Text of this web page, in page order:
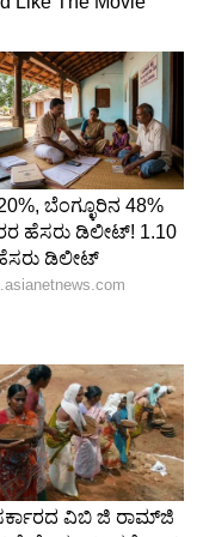
ಸೆಟಲ್ ಆಗಿದ್ದೇವೆ.
ಕೆಲಸ ಮಾಡಿದ್ದಾರೆ,
ಭಾಗ ಎಂದು